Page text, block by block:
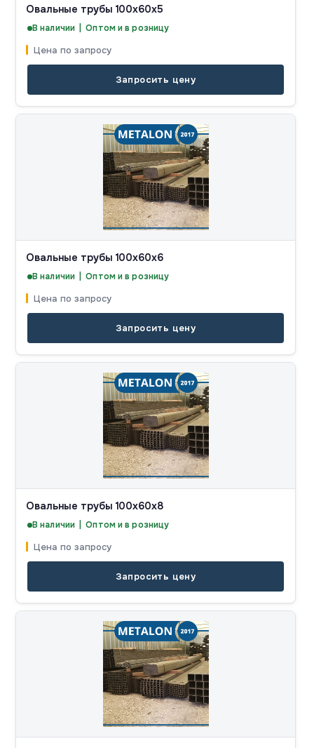
Овальные трубы 100x60x5
В наличии | Оптом и в розницу
Цена по запросу
Запросить цену
Овальные трубы 100x60x6
В наличии | Оптом и в розницу
Цена по запросу
Запросить цену
Овальные трубы 100x60x8
В наличии | Оптом и в розницу
Цена по запросу
Запросить цену